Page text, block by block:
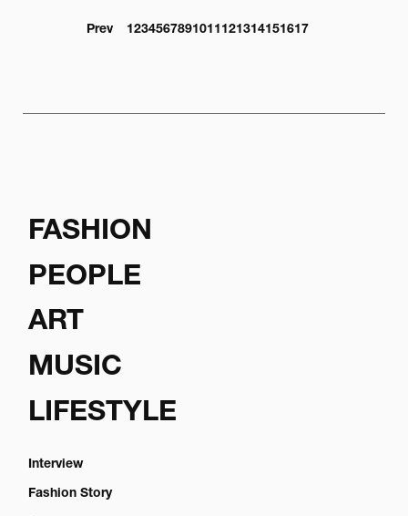
Prev 1234567891011 121314151617
FASHION
PEOPLE
ART
MUSIC
LIFESTYLE
Interview
Fashion Story